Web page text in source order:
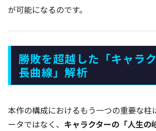
が可能になるのです。
勝敗を超越した「キャラ
長曲線」解析
本作の構成におけるもう一つの重要な柱
ータではなく、 キャラクターの「人生の